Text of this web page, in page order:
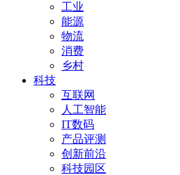
工业
能源
物流
消费
乡村
科技
互联网
人工智能
IT数码
产品评测
创新前沿
科技园区